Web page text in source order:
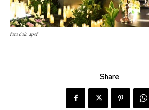
foto dok. apsf
Share